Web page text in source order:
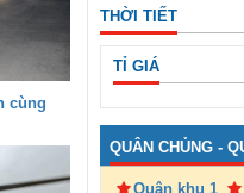
cùng
THỜI TIẾT
TỈ GIÁ
QUÂN CHỦNG -
Quân khu 1